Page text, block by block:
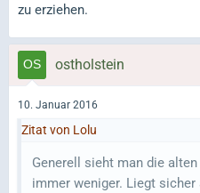
zu erziehen.
ostholstein
10. Januar 2016
Zitat von Lolu
Generell sieht man die
immer weniger. Liegt